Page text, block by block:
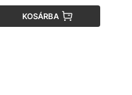
KOSÁRBA